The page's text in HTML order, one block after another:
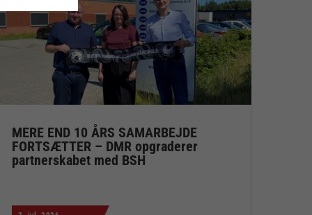
MERE END 10 ÅRS SAMARBEJDE
FORTSÆTTER – DMR opgraderer
partnerskabet med BSH